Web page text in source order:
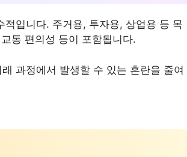
입니다. 주거용, 투자용, 상업용 등 목
통 편의성 등이 포함됩니다.
과정에서 발생할 수 있는 혼란을 줄여